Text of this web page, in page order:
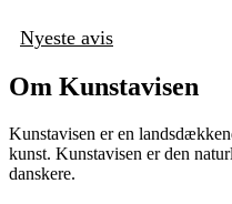
Nyeste avis
Om Kunstavisen
Kunstavisen er en
kunst. Kunstavisen er den
danskere.